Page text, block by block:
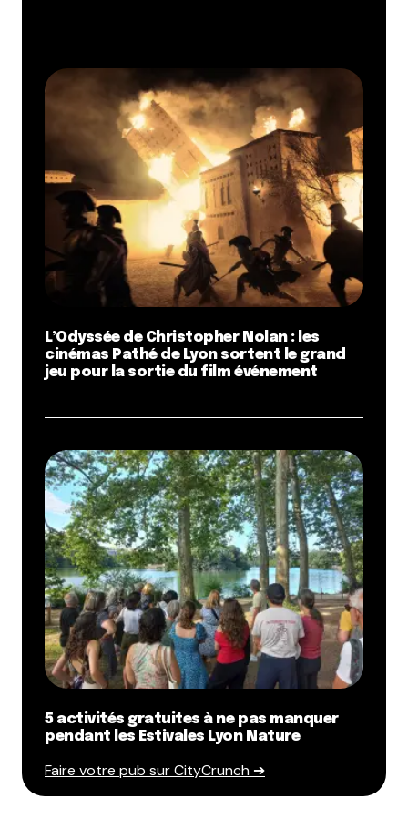
L’Odyssée de Christopher Nolan : les
cinémas Pathé de Lyon sortent le grand
jeu pour la sortie du film événement
5 activités gratuites à ne pas manquer
pendant les Estivales Lyon Nature
Faire votre pub sur CityCrunch ➔